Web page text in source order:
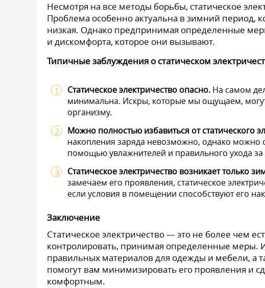
Несмотря на все методы борьбы, статическое
Проблема особенно актуальна в зимний период,
низкая. Однако предпринимая определенные
и дискомфорта, которое они вызывают.
Типичные заблуждения о статическом
Статическое электричество опасно. На самом
минимальна. Искры, которые мы ощущаем,
организму.
Можно полностью избавиться от статического
накопления заряда невозможно, однако можно
помощью увлажнителей и правильного ухода
Статическое электричество возникает только
замечаем его проявления, статическое
если условия в помещении способствуют его
Заключение
Статическое электричество — это не более чем
контролировать, принимая определенные меры.
правильных материалов для одежды и мебели, а
помогут вам минимизировать его проявления и
комфортным.